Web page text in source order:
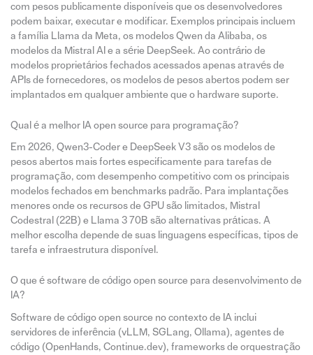
com pesos publicamente disponíveis que os desenvolvedores
podem baixar, executar e modificar. Exemplos principais incluem
a família Llama da Meta, os modelos Qwen da Alibaba, os
modelos da Mistral AI e a série DeepSeek. Ao contrário de
modelos proprietários fechados acessados apenas através de
APIs de fornecedores, os modelos de pesos abertos podem ser
implantados em qualquer ambiente que o hardware suporte.
Qual é a melhor IA open source para programação?
Em 2026, Qwen3-Coder e DeepSeek V3 são os modelos de
pesos abertos mais fortes especificamente para tarefas de
programação, com desempenho competitivo com os principais
modelos fechados em benchmarks padrão. Para implantações
menores onde os recursos de GPU são limitados, Mistral
Codestral (22B) e Llama 3 70B são alternativas práticas. A
melhor escolha depende de suas linguagens específicas, tipos de
tarefa e infraestrutura disponível.
O que é software de código open source para desenvolvimento de
IA?
Software de código open source no contexto de IA inclui
servidores de inferência (vLLM, SGLang, Ollama), agentes de
código (OpenHands, Continue.dev), frameworks de orquestração